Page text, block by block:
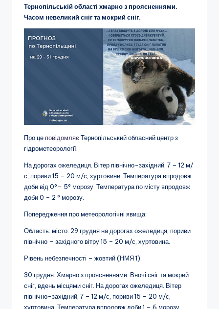
Тернопільській області хмарно з проясненнями.
Часом невеликий сніг та мокрий сніг.
Про це повідомляє Тернопільський обласний центр з
гідрометеорології.
На дорогах ожеледиця. Вітер північно-західний, 7 – 12 м/
с, пориви 15 – 20 м/с, хуртовини. Температура впродовж
доби від 0°– 5° морозу. Температура по місту впродовж
доби 0 – 2 ° морозу.
Попередження про метеорологічні явища:
Область: місто: 29 грудня на дорогах ожеледиця, пориви
північно – західного вітру 15 – 20 м/с, хуртовина.
Рівень небезпечності – жовтий (НМЯ 1).
30 грудня: Хмарно з проясненнями. Вночі сніг та мокрий
сніг, вдень місцями сніг. На дорогах ожеледиця. Вітер
північно-західний, 7 – 12 м/с, пориви 15 – 20 м/с,
хуртовина. Температура впродовж доби 1 – 6 морозу.